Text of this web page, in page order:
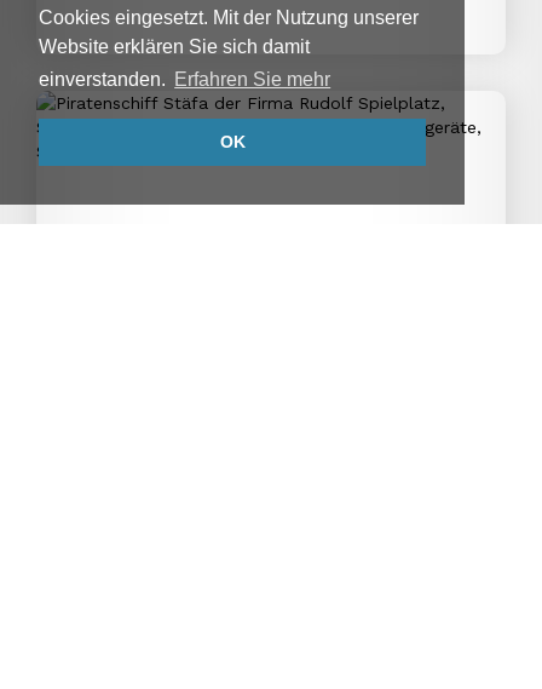
Cookies eingesetzt. Mit der Nutzung unserer
Website erklären Sie sich damit
einverstanden. Erfahren Sie mehr
OK